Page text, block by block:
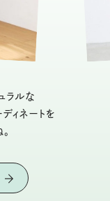
ラルな
ィネートを